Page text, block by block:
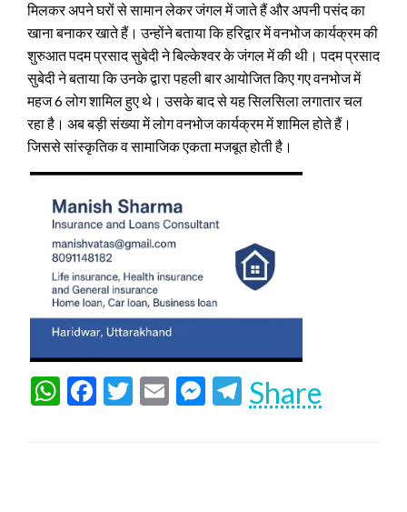
मिलकर अपने घरों से सामान लेकर जंगल में जाते हैं और अपनी पसंद का
खाना बनाकर खाते हैं। उन्होंने बताया कि हरिद्वार में वनभोज कार्यक्रम की
शुरुआत पदम प्रसाद सुबेदी ने बिल्केश्वर के जंगल में की थी। पदम प्रसाद
सुबेदी ने बताया कि उनके द्वारा पहली बार आयोजित किए गए वनभोज में
महज 6 लोग शामिल हुए थे। उसके बाद से यह सिलसिला लगातार चल
रहा है। अब बड़ी संख्या में लोग वनभोज कार्यक्रम में शामिल होते हैं।
जिससे सांस्कृतिक व सामाजिक एकता मजबूत होती है।
WhatsApp
Facebook
Twitter
EmailMessenger
Telegram
Share